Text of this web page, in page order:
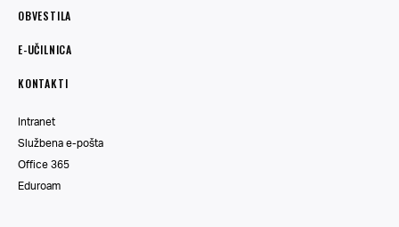
OBVESTILA
E-UČILNICA
KONTAKTI
Intranet
Službena e-pošta
Office 365
Eduroam